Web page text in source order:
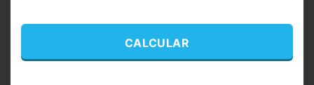
CALCULAR